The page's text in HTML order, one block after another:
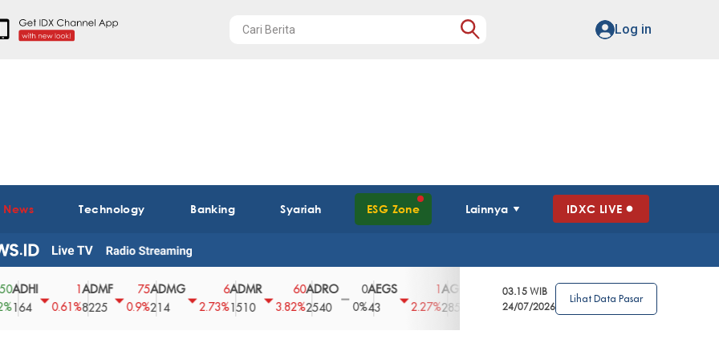
Log in
Technology Banking Syariah ESG Zone Lainnya IDXC LIVE
0.61%
ADMF
8225
75
0.9%
ADMG
214
2.73%
ADMR
1510
3.82%
ADRO
2540
0
0%
AEGS
2.27%2850
3.39%
AGRO
4
2.63%
0%
03.15 WIB
24/07/2026
Lihat Data Pasar